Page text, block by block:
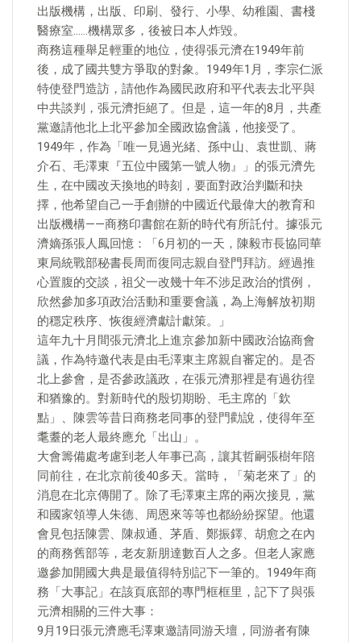
出版機構，出版、印刷、發行、小學、幼稚園、書棧
醫療室……機構眾多，後被日本人炸毀。
商務這種舉足輕重的地位，使得張元濟在1949年前
後，成了國共雙方爭取的對象。1949年1月，李宗仁派
特使登門造訪，請他作為國民政府和平代表去北平與
中共談判，張元濟拒絕了。但是，這一年的8月，共產
黨邀請他北上北平參加全國政協會議，他接受了。
1949年，作為「唯一見過光緒、孫中山、袁世凱、蔣
介石、毛澤東『五位中國第一號人物』」的張元濟先
生，在中國改天換地的時刻，要面對政治判斷和抉
擇，他希望自己一手創辦的中國近代最偉大的教育和
出版機構——商務印書館在新的時代有所託付。據張元
濟嫡孫張人鳳回憶：「6月初的一天，陳毅市長協同華
東局統戰部秘書長周而復同志親自登門拜訪。經過推
心置腹的交談，祖父一改幾十年不涉足政治的慣例，
欣然參加多項政治活動和重要會議，為上海解放初期
的穩定秩序、恢復經濟獻計獻策。」
這年九十月間張元濟北上進京參加新中國政治協商會
議，作為特邀代表是由毛澤東主席親自審定的。是否
北上參會，是否參政議政，在張元濟那裡是有過彷徨
和猶豫的。對新時代的殷切期盼、毛主席的「欽
點」、陳雲等昔日商務老同事的登門勸說，使得年至
耄耋的老人最終應允「出山」。
大會籌備處考慮到老人年事已高，讓其哲嗣張樹年陪
同前往，在北京前後40多天。當時，「菊老來了」的
消息在北京傳開了。除了毛澤東主席的兩次接見，黨
和國家領導人朱德、周恩來等等也都紛紛探望。他還
會見包括陳雲、陳叔通、茅盾、鄭振鐸、胡愈之在內
的商務舊部等，老友新朋達數百人之多。但老人家應
邀參加開國大典是最值得特別記下一筆的。1949年商
務「大事記」在該頁底部的專門框框里，記下了與張
元濟相關的三件大事：
9月19日張元濟應毛澤東邀請同游天壇，同游者有陳